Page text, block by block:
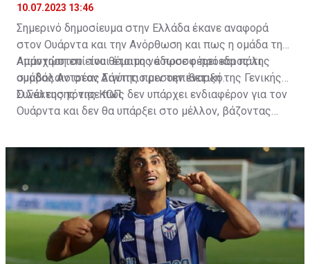
10.07.2023 13:46
Σημερινό δημοσίευμα στην Ελλάδα έκανε αναφορά
στον Ουάρντα και την Ανόρθωση και πως η ομάδα της
Αμμοχώστου είναι έτοιμη να προσφέρει και πάλι
συμβόλαιο στον Αιγύπτιο μεσοεπιθετικό.
Απάντηση επί του θέματος έδωσε ο πρόεδρος της
ομάδας Αντρέας Σάντης πριν την έναρξη της Γενικής
Συνέλευσης της ΚΟΠ.
Ο Σάντης τόνισε πως δεν υπάρχει ενδιαφέρον για τον
Ουάρντα και δεν θα υπάρξει στο μέλλον, βάζοντας